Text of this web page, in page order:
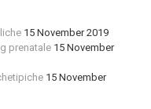
15 November 2019
prenatale 15 November
15 November